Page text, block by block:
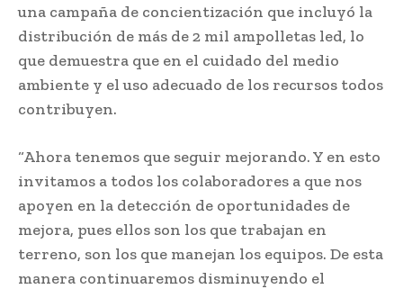
una campaña de concientización que incluyó la
distribución de más de 2 mil ampolletas led, lo
que demuestra que en el cuidado del medio
ambiente y el uso adecuado de los recursos todos
contribuyen.
“Ahora tenemos que seguir mejorando. Y en esto
invitamos a todos los colaboradores a que nos
apoyen en la detección de oportunidades de
mejora, pues ellos son los que trabajan en
terreno, son los que manejan los equipos. De esta
manera continuaremos disminuyendo el